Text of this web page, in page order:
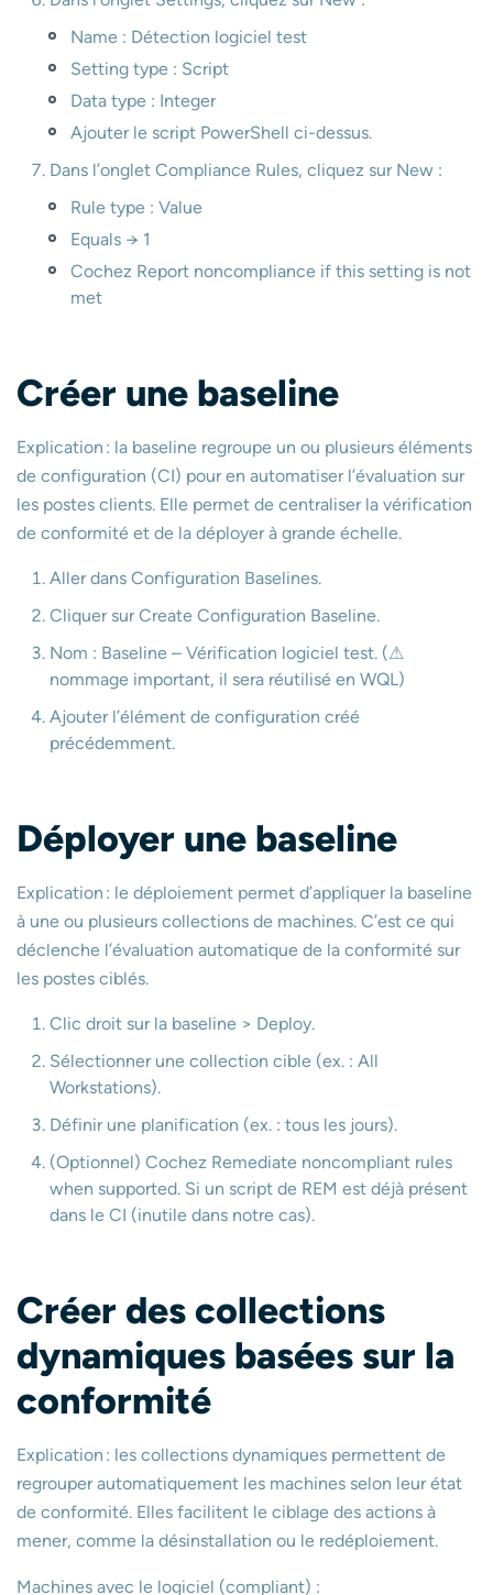
Name : Détection logiciel test
Setting type : Script
Data type : Integer
Ajouter le script PowerShell ci-dessus.
Dans l’onglet Compliance Rules, cliquez sur New :
Rule type : Value
Equals → 1
Cochez Report noncompliance if this setting is not
met
Créer une baseline
Explication : la baseline regroupe un ou plusieurs éléments
de configuration (CI) pour en automatiser l’évaluation sur
les postes clients. Elle permet de centraliser la vérification
de conformité et de la déployer à grande échelle.
Aller dans Configuration Baselines.
Cliquer sur Create Configuration Baseline.
Nom : Baseline – Vérification logiciel test. (⚠
nommage important, il sera réutilisé en WQL)
Ajouter l’élément de configuration créé
précédemment.
Déployer une baseline
Explication : le déploiement permet d’appliquer la baseline
à une ou plusieurs collections de machines. C’est ce qui
déclenche l’évaluation automatique de la conformité sur
les postes ciblés.
Clic droit sur la baseline > Deploy.
Sélectionner une collection cible (ex. : All
Workstations).
Définir une planification (ex. : tous les jours).
(Optionnel) Cochez Remediate noncompliant rules
when supported. Si un script de REM est déjà présent
dans le CI (inutile dans notre cas).
Créer des collections
dynamiques basées sur la
conformité
Explication : les collections dynamiques permettent de
regrouper automatiquement les machines selon leur état
de conformité. Elles facilitent le ciblage des actions à
mener, comme la désinstallation ou le redéploiement.
Machines avec le logiciel (compliant) :